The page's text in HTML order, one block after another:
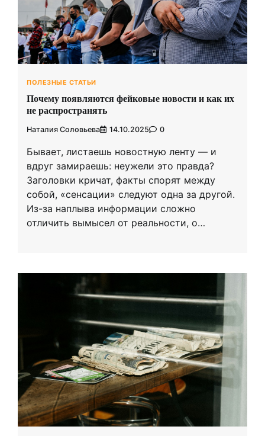
ПОЛЕЗНЫЕ СТАТЬИ
Почему появляются фейковые новости и как их
не распространять
Наталия Соловьева 14.10.2025 0
Бывает, листаешь новостную ленту — и
вдруг замираешь: неужели это правда?
Заголовки кричат, факты спорят между
собой, «сенсации» следуют одна за другой.
Из-за наплыва информации сложно
отличить вымысел от реальности, о…